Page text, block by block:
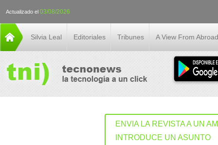
Actualizado el 03/08/2026
Silvia Leal Editoriales Tribunes A View From Abroad
ENVIA LA REVISTA A UN
INTRODUCE UN ASUNTO